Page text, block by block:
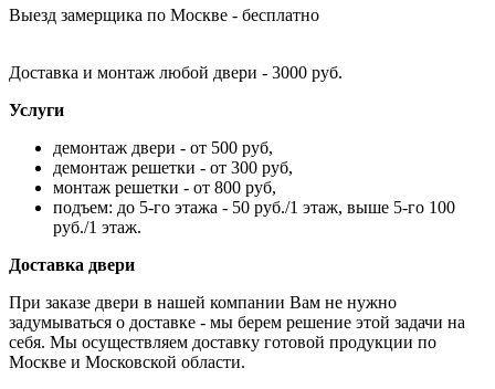
Выезд замерщика по Москве - бесплатно
Доставка и монтаж любой двери - 3000 руб.
Услуги
демонтаж двери - от 500 руб,
демонтаж решетки - от 300 руб,
монтаж решетки - от 800 руб,
подъем: до 5-го этажа - 50 руб./1 этаж, выше 5-го 100
руб./1 этаж.
Доставка двери
При заказе двери в нашей компании Вам не нужно
задумываться о доставке - мы берем решение этой задачи на
себя. Мы осуществляем доставку готовой продукции по
Москве и Московской области.